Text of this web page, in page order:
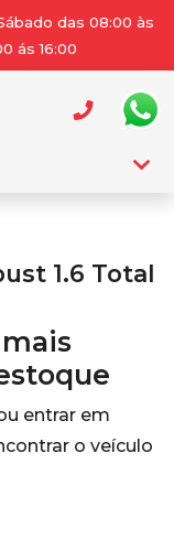
das 08:00 às
ás 16:00
1.6 Total
entrar em
o veículo